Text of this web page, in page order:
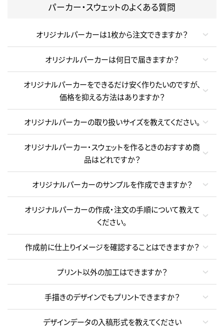
パーカー・スウェットのよくある質問
オリジナルパーカーは1枚から注文できますか？
オリジナルパーカーは何日で届きますか？
オリジナルパーカーをできるだけ安く作りたいのですが、
価格を抑える方法はありますか？
オリジナルパーカーの取り扱いサイズを教えてください。
オリジナルパーカー・スウェットを作るときのおすすめ商
品はどれですか？
オリジナルパーカーのサンプルを作成できますか？
オリジナルパーカーの作成・注文の手順について教えて
ください。
作成前に仕上りイメージを確認することはできますか？
プリント以外の加工はできますか？
手描きのデザインでもプリントできますか？
デザインデータの入稿形式を教えてください